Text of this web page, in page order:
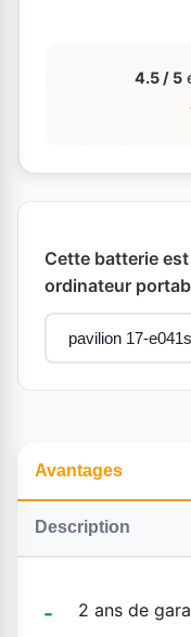
4.5 / 5
Cette batterie
ordinateur
Avantages
Description
2 ans de